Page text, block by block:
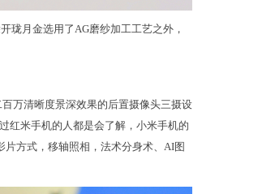
珑月金选用了AG磨纱加工工艺之外，
万清晰度景深效果的后置摄像头三摄设
红米手机的人都是会了解，小米手机的
方式，移轴照相，法术分身术、AI图